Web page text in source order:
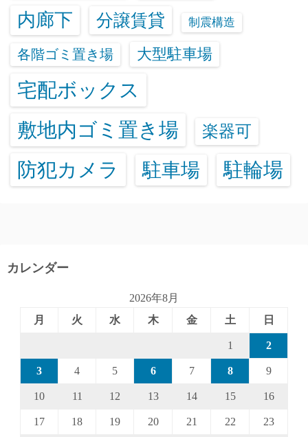
内廊下 分譲賃貸 制震構造
各階ゴミ置き場 大型駐車場
宅配ボックス
敷地内ゴミ置き場
楽器可
防犯カメラ 駐車場 駐輪場
カレンダー
2026年8月
月
火 水 木 金 土 日
1 2
3 4 5 6 7 8 9
10 11 12 13 14 15 16
17 18 19 20 21 22 23